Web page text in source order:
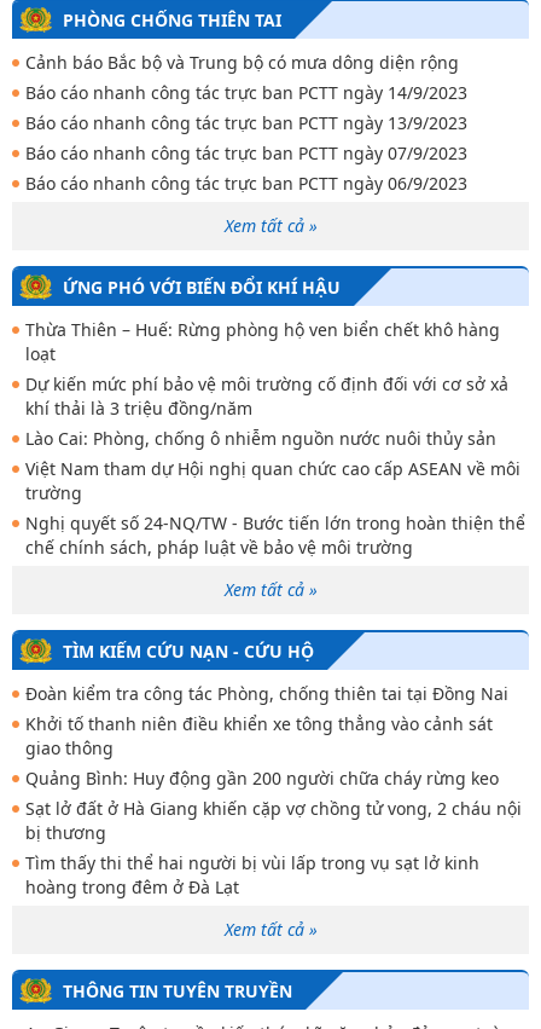
PHÒNG CHỐNG THIÊN TAI
Cảnh báo Bắc bộ và Trung bộ có mưa dông diện rộng
Báo cáo nhanh công tác trực ban PCTT ngày 14/9/2023
Báo cáo nhanh công tác trực ban PCTT ngày 13/9/2023
Báo cáo nhanh công tác trực ban PCTT ngày 07/9/2023
Báo cáo nhanh công tác trực ban PCTT ngày 06/9/2023
Xem tất cả »
ỨNG PHÓ VỚI BIẾN ĐỔI KHÍ HẬU
Thừa Thiên – Huế: Rừng phòng hộ ven biển chết khô hàng
loạt
Dự kiến mức phí bảo vệ môi trường cố định đối với cơ sở xả
khí thải là 3 triệu đồng/năm
Lào Cai: Phòng, chống ô nhiễm nguồn nước nuôi thủy sản
Việt Nam tham dự Hội nghị quan chức cao cấp ASEAN về môi
trường
Nghị quyết số 24-NQ/TW - Bước tiến lớn trong hoàn thiện thể
chế chính sách, pháp luật về bảo vệ môi trường
Xem tất cả »
TÌM KIẾM CỨU NẠN - CỨU HỘ
Đoàn kiểm tra công tác Phòng, chống thiên tai tại Đồng Nai
Khởi tố thanh niên điều khiển xe tông thẳng vào cảnh sát
giao thông
Quảng Bình: Huy động gần 200 người chữa cháy rừng keo
Sạt lở đất ở Hà Giang khiến cặp vợ chồng tử vong, 2 cháu nội
bị thương
Tìm thấy thi thể hai người bị vùi lấp trong vụ sạt lở kinh
hoàng trong đêm ở Đà Lạt
Xem tất cả »
THÔNG TIN TUYÊN TRUYỀN